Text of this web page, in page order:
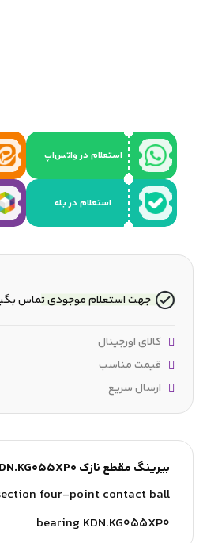
استعلام در واتس‌اپ
استعلام در بله
بیرینگ مقطع نازک SKF KDN.KG055XP0
four-point contact ball
bearing KDN.KG055XP0
جهت استعلام موجودی تماس
کالای اورجینال
قیمت مناسب
ارسال سریع